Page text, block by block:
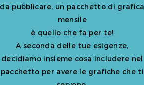
da pubblicare, un pacchetto di grafica
mensile
è quello che fa per te!
A seconda delle tue esigenze,
decidiamo insieme cosa includere nel
pacchetto per avere le grafiche che ti